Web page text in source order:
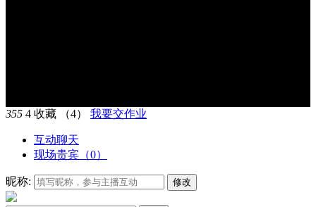
355 4 收藏 （4） 我要交作业
互动聊天
现场贵宾（0）
昵称: 修改